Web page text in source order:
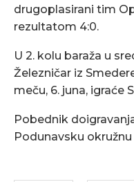
drugoplasirani tim
rezultatom 4:0.
U 2. kolu baraža u
Železničar iz
meču, 6. juna, igraće
Pobednik
Podunavsku okružnu